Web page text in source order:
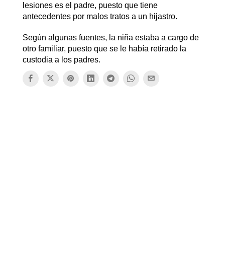
lesiones es el padre, puesto que tiene
antecedentes por malos tratos a un hijastro.
Según algunas fuentes, la niña estaba a cargo de
otro familiar, puesto que se le había retirado la
custodia a los padres.